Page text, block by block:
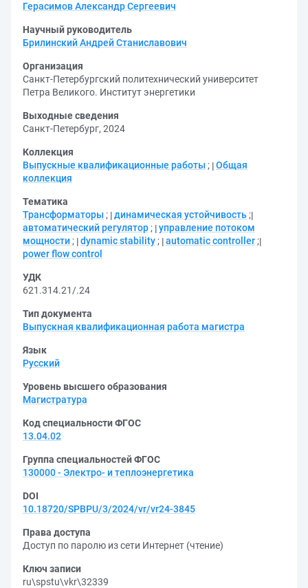
Герасимов Александр Сергеевич
Научный руководитель
Брилинский Андрей Станиславович
Организация
Санкт-Петербургский политехнический университет
Петра Великого. Институт энергетики
Выходные сведения
Санкт-Петербург, 2024
Коллекция
Выпускные квалификационные работы ; Общая
коллекция
Тематика
Трансформаторы ; динамическая устойчивость ;
автоматический регулятор ; управление потоком
мощности ; dynamic stability ; automatic controller ;
power flow control
УДК
621.314.21/.24
Тип документа
Выпускная квалификационная работа магистра
Язык
Русский
Уровень высшего образования
Магистратура
Код специальности ФГОС
13.04.02
Группа специальностей ФГОС
130000 - Электро- и теплоэнергетика
DOI
10.18720/SPBPU/3/2024/vr/vr24-3845
Права доступа
Доступ по паролю из сети Интернет (чтение)
Ключ записи
ru\spstu\vkr\32339